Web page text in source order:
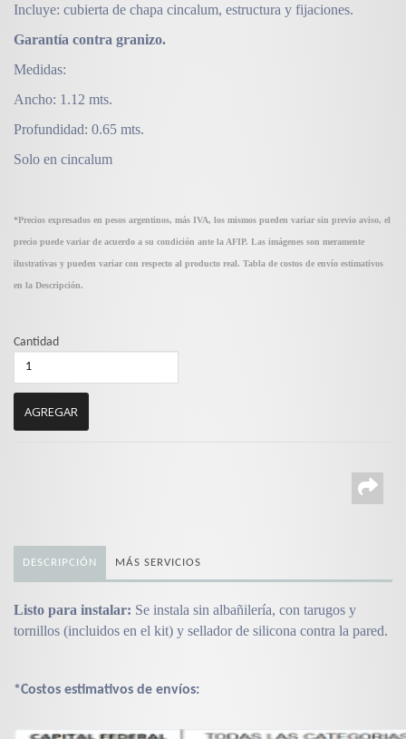
Incluye: cubierta de chapa cincalum, estructura y fijaciones.
Garantía contra granizo.
Medidas:
Ancho: 1.12 mts.
Profundidad: 0.65 mts.
Solo en cincalum
*Precios expresados en pesos argentinos, más IVA, los mismos pueden variar sin previo aviso, el
precio puede variar de acuerdo a su condición ante la AFIP. Las imágenes son meramente
ilustrativas y pueden variar con respecto al producto real. Tabla de costos de envío estimativos
en la Descripción.
Cantidad
DESCRIPCIÓN MÁS SERVICIOS
Listo para instalar: Se instala sin albañilería, con tarugos y
tornillos (incluidos en el kit) y sellador de silicona contra la pared.
*Costos estimativos de envíos: